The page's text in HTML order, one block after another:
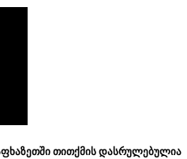
თითქმის დასრულებულია